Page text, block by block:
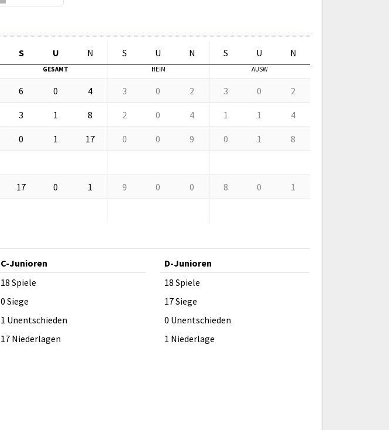
S U N S U N S U N
GESAMT HEIM AUSW
6 0 4 3 0 2 3 0 2
3 1 8 2 0 4 1 1 4
0 1 17 0 0 9 0 1 8
17 0 1 9 0 0 8 0 1
C-Junioren
18 Spiele
0 Siege
1 Unentschieden
17 Niederlagen
D-Junioren
18 Spiele
17 Siege
0 Unentschieden
1 Niederlage